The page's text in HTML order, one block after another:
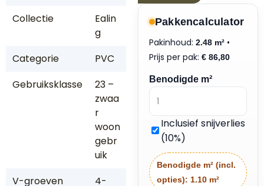
Collectie
Ealin
g
Categorie
PVC
Gebruiksklasse
23 –
zwaa
r
woon
gebr
uik
V-groeven
4-
Pakkencalculator
Pakinhoud: 2.48 m² •
Prijs per pak: € 86,80
Benodigde m²
Inclusief snijverlies
(10%)
Benodigde m² (incl.
opties): 1.10 m²